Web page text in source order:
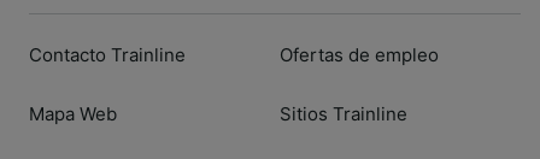
Contacto Trainline
Mapa Web
Ofertas de empleo
Sitios Trainline